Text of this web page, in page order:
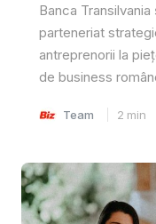
Banca
parteneriat
antreprenorii la
de business
Team 2 min